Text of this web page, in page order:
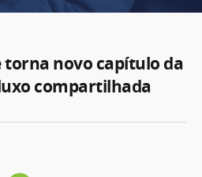
torna novo capítulo da
compartilhada